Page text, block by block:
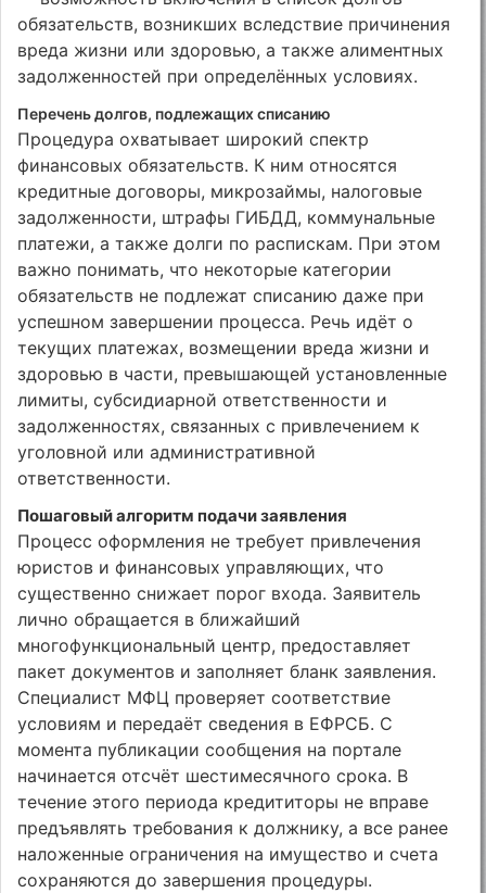
обязательств, возникших вследствие причинения
вреда жизни или здоровью, а также алиментных
задолженностей при определённых условиях.
Перечень долгов, подлежащих списанию
Процедура охватывает широкий спектр
финансовых обязательств. К ним относятся
кредитные договоры, микрозаймы, налоговые
задолженности, штрафы ГИБДД, коммунальные
платежи, а также долги по распискам. При этом
важно понимать, что некоторые категории
обязательств не подлежат списанию даже при
успешном завершении процесса. Речь идёт о
текущих платежах, возмещении вреда жизни и
здоровью в части, превышающей установленные
лимиты, субсидиарной ответственности и
задолженностях, связанных с привлечением к
уголовной или административной
ответственности.
Пошаговый алгоритм подачи заявления
Процесс оформления не требует привлечения
юристов и финансовых управляющих, что
существенно снижает порог входа. Заявитель
лично обращается в ближайший
многофункциональный центр, предоставляет
пакет документов и заполняет бланк заявления.
Специалист МФЦ проверяет соответствие
условиям и передаёт сведения в ЕФРСБ. С
момента публикации сообщения на портале
начинается отсчёт шестимесячного срока. В
течение этого периода кредититоры не вправе
предъявлять требования к должнику, а все ранее
наложенные ограничения на имущество и счета
сохраняются до завершения процедуры.